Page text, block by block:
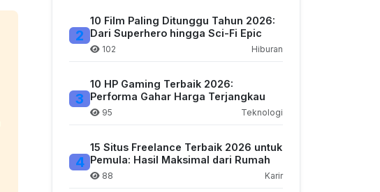
2
10 Film Paling Ditunggu Tahun 2026:
Dari Superhero hingga Sci-Fi Epic
102 Hiburan
3
10 HP Gaming Terbaik 2026:
Performa Gahar Harga Terjangkau
95 Teknologi
4
15 Situs Freelance Terbaik 2026 untuk
Pemula: Hasil Maksimal dari Rumah
88 Karir